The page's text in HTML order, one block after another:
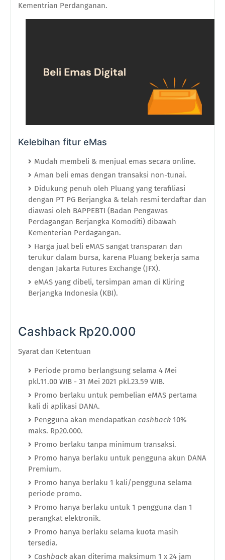
Kementrian Perdanganan.
Kelebihan fitur eMas
Mudah membeli & menjual emas secara online.
Aman beli emas dengan transaksi non-tunai.
Didukung penuh oleh Pluang yang terafiliasi
dengan PT PG Berjangka & telah resmi terdaftar dan
diawasi oleh BAPPEBTI (Badan Pengawas
Perdagangan Berjangka Komoditi) dibawah
Kementerian Perdagangan.
Harga jual beli eMAS sangat transparan dan
terukur dalam bursa, karena Pluang bekerja sama
dengan Jakarta Futures Exchange (JFX).
eMAS yang dibeli, tersimpan aman di Kliring
Berjangka Indonesia (KBI).
Cashback Rp20.000
Syarat dan Ketentuan
Periode promo berlangsung selama 4 Mei
pkl.11.00 WIB - 31 Mei 2021 pkl.23.59 WIB.
Promo berlaku untuk pembelian eMAS pertama
kali di aplikasi DANA.
Pengguna akan mendapatkan cashback 10%
maks. Rp20.000.
Promo berlaku tanpa minimum transaksi.
Promo hanya berlaku untuk pengguna akun DANA
Premium.
Promo hanya berlaku 1 kali/pengguna selama
periode promo.
Promo hanya berlaku untuk 1 pengguna dan 1
perangkat elektronik.
Promo hanya berlaku selama kuota masih
tersedia.
Cashback akan diterima maksimum 1 x 24 jam